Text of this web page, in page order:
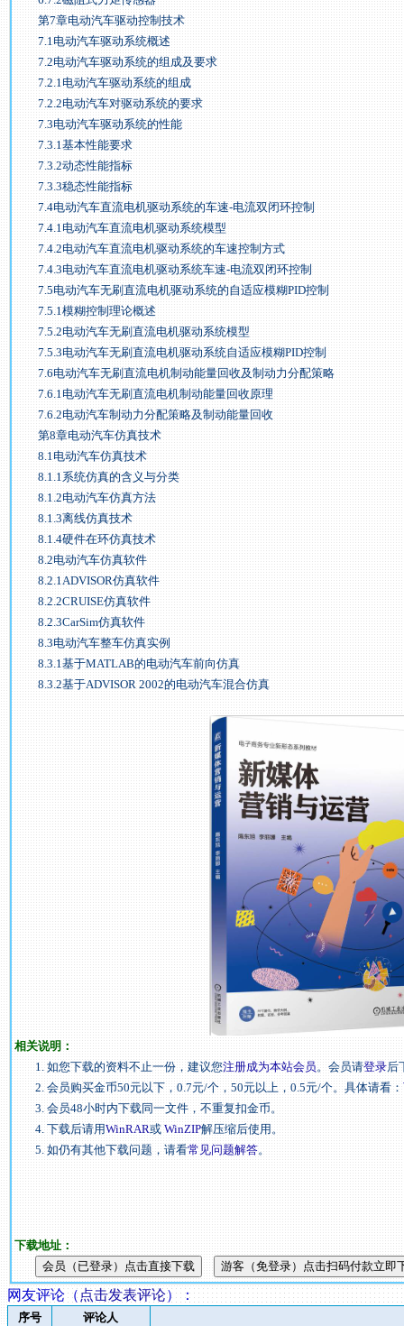
第7章电动汽车驱动控制技术
7.1电动汽车驱动系统概述
7.2电动汽车驱动系统的组成及要求
7.2.1电动汽车驱动系统的组成
7.2.2电动汽车对驱动系统的要求
7.3电动汽车驱动系统的性能
7.3.1基本性能要求
7.3.2动态性能指标
7.3.3稳态性能指标
7.4电动汽车直流电机驱动系统的车速-电流双闭环控制
7.4.1电动汽车直流电机驱动系统模型
7.4.2电动汽车直流电机驱动系统的车速控制方式
7.4.3电动汽车直流电机驱动系统车速-电流双闭环控制
7.5电动汽车无刷直流电机驱动系统的自适应模糊PID控制
7.5.1模糊控制理论概述
7.5.2电动汽车无刷直流电机驱动系统模型
7.5.3电动汽车无刷直流电机驱动系统自适应模糊PID控制
7.6电动汽车无刷直流电机制动能量回收及制动力分配策略
7.6.1电动汽车无刷直流电机制动能量回收原理
7.6.2电动汽车制动力分配策略及制动能量回收
第8章电动汽车仿真技术
8.1电动汽车仿真技术
8.1.1系统仿真的含义与分类
8.1.2电动汽车仿真方法
8.1.3离线仿真技术
8.1.4硬件在环仿真技术
8.2电动汽车仿真软件
8.2.1ADVISOR仿真软件
8.2.2CRUISE仿真软件
8.2.3CarSim仿真软件
8.3电动汽车整车仿真实例
8.3.1基于MATLAB的电动汽车前向仿真
8.3.2基于ADVISOR 2002的电动汽车混合仿真
相关说明：
1. 如您下载的资料不止一份，建议您注册成为本站会员。会员请登录后
2. 会员购买金币50元以下，0.7元/个，50元以上，0.5元/个。具体请看：
3. 会员48小时内下载同一文件，不重复扣金币。
4. 下载后请用WinRAR或WinZIP解压缩后使用。
5. 如仍有其他下载问题，请看常见问题解答。
下载地址：
网友评论（ 点击发表评论） ：
序号 评论人